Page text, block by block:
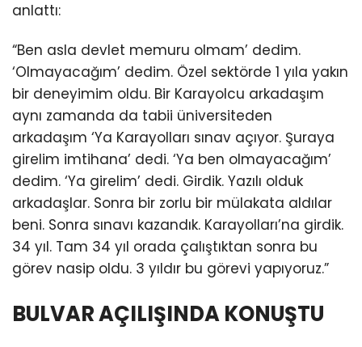
anlattı:
“Ben asla devlet memuru olmam’ dedim.
‘Olmayacağım’ dedim. Özel sektörde 1 yıla yakın
bir deneyimim oldu. Bir Karayolcu arkadaşım
aynı zamanda da tabii üniversiteden
arkadaşım ‘Ya Karayolları sınav açıyor. Şuraya
girelim imtihana’ dedi. ‘Ya ben olmayacağım’
dedim. ‘Ya girelim’ dedi. Girdik. Yazılı olduk
arkadaşlar. Sonra bir zorlu bir mülakata aldılar
beni. Sonra sınavı kazandık. Karayolları’na girdik.
34 yıl. Tam 34 yıl orada çalıştıktan sonra bu
görev nasip oldu. 3 yıldır bu görevi yapıyoruz.”
BULVAR AÇILIŞINDA KONUŞTU